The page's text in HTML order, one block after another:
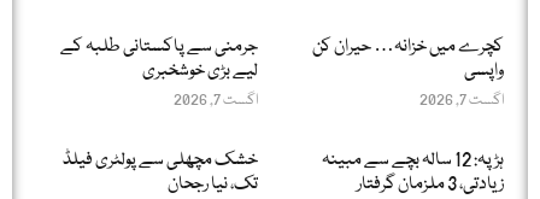
کچرے میں خزانہ… حیران کن
واپسی
اگست 7, 2026
جرمنی سے پاکستانی طلبہ کے
لیے بڑی خوشخبری
اگست 7, 2026
ہڑپہ: 12 سالہ بچے سے مبینہ
زیادتی، 3 ملزمان گرفتار
خشک مچھلی سے پولٹری فیلڈ
تک، نیا رجحان